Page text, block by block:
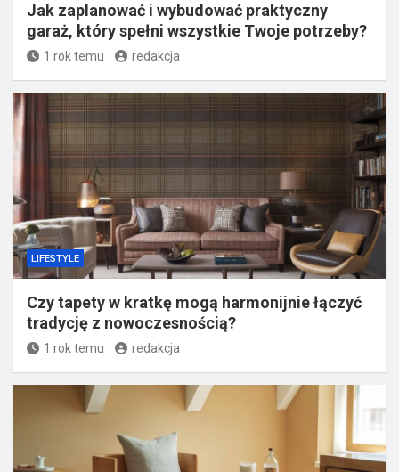
Jak zaplanować i wybudować praktyczny
garaż, który spełni wszystkie Twoje potrzeby?
1 rok temu redakcja
LIFESTYLE
Czy tapety w kratkę mogą harmonijnie łączyć
tradycję z nowoczesnością?
1 rok temu redakcja